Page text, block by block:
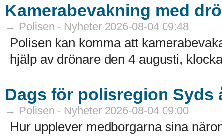
Kamerabevakning med
→ Polisen - Nyheter 2026-08-04 09:48
Polisen kan komma att
hjälp av drönare den 4 augusti,
Dags för polisregion
→ Polisen - Nyheter 2026-08-04 09:00
Hur upplever medborgarna sina